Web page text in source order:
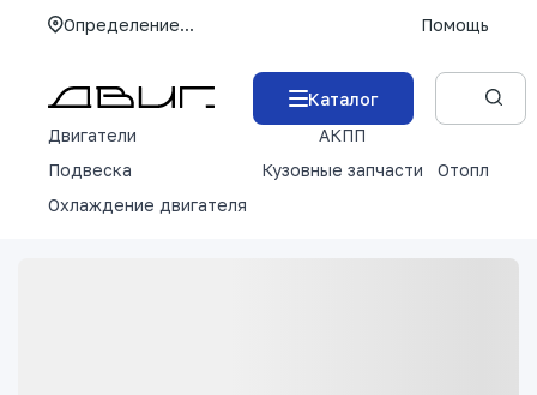
Определение... Помощь
Каталог
Двигатели
АКПП
Подвеска
Кузовные запчасти
Отопление
Охлаждение двигателя